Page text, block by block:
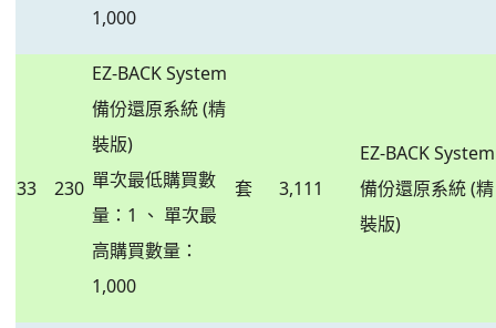
1,000
33 230
EZ-BACK System
備份還原系統 (精
裝版)
單次最低購買數
量：1 、 單次最
高購買數量：
1,000
套 3,111
EZ-BACK System
備份還原系統 (精
裝版)